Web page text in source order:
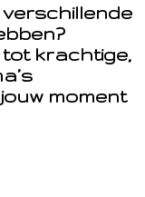
verschillende
krachtige,
moment